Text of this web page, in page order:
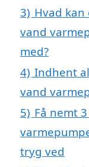
3) Hvad
vand
med?
4) Indhent
vand
5) Få nemt
tryg ved